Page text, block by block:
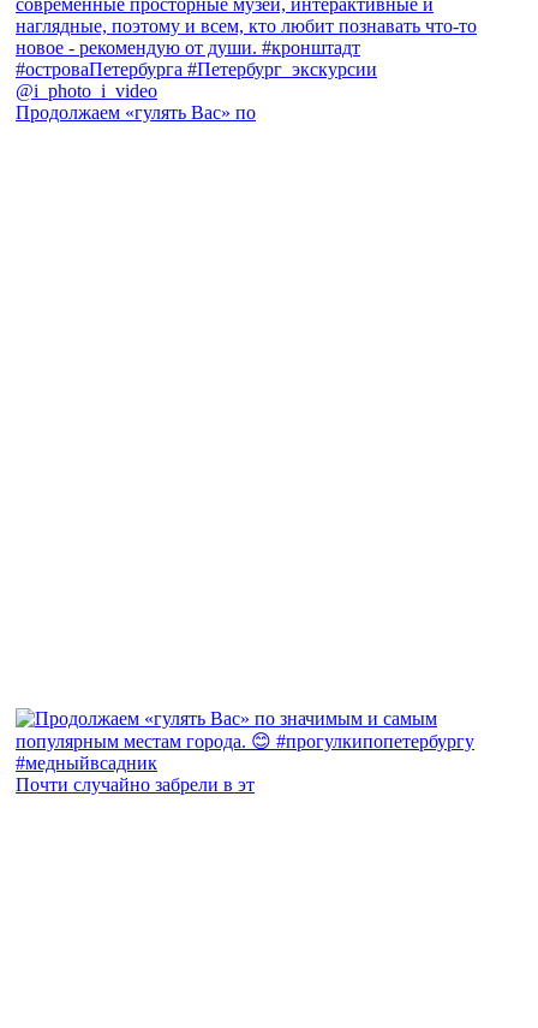
Продолжаем «гулять Вас» по
Почти случайно забрели в эт